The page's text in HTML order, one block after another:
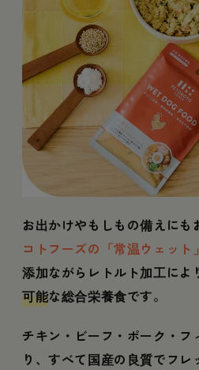
お出かけやもしもの備えにも
コトフーズの「常温ウェット
添加ながらレトルト加工によ
可能な総合栄養食です。
チキン・ビーフ・ポーク・フ
り、すべて国産の良質でフレ